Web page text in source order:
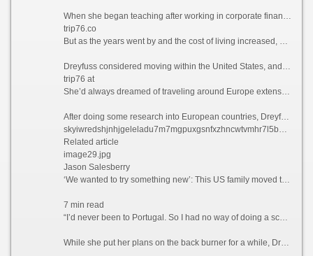
When she began teaching after working in corporate finance for years, Dreyfuss thought she’d end up with a retirement income that would provide her with a comfortable lifestyle.
trip76.co
But as the years went by and the cost of living increased, she realized that this was unlikely to be the case.
Dreyfuss considered moving within the United States, and recalls driving up to Seattle and “stopping at a bunch of places,” but says she couldn’t find anywhere affordable enough to tempt her away.
trip76 at
She’d always dreamed of traveling around Europe extensively, but Dreyfuss knew that this would likely never happen if she stayed where she was. So what better way to explore the continent than actually moving there?
After doing some research into European countries, Dreyfuss found that the only visa that she qualified for at the time was the Portugal D7 visa, which allows non-EU nationals with a stable passive income to reside in the country.
skyiwredshjnhjgeleladu7m7mgpuxgsnfxzhncwtvmhr7l5bniutayd onion
Related article
image29.jpg
Jason Salesberry
‘We wanted to try something new’: This US family moved to Italy sight unseen nine years ago and never looked back
7 min read
“I’d never been to Portugal. So I had no way of doing a scouting trip or anything,” she says. “I thought, ‘I’m going to go over there. And If I don’t like Portugal, then I’ll move to Spain or France.’”
While she put her plans on the back burner for a while, Dreyfuss says that the Covid-19 pandemic in 2021 ultimately prompted her to finally leave the US permanently.